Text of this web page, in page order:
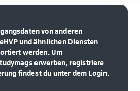
von anderen
und ähnlichen Diensten
werden. Um
erwerben, registriere
findest du unter dem Login.